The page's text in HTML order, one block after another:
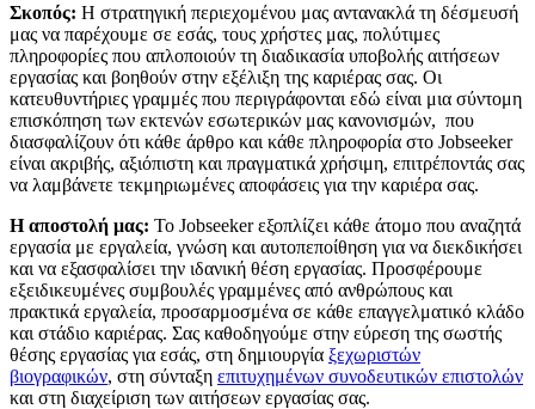
Σκοπός: Η στρατηγική περιεχομένου μας αντανακλά τη δέσμευσή
μας να παρέχουμε σε εσάς, τους χρήστες μας, πολύτιμες
πληροφορίες που απλοποιούν τη διαδικασία υποβολής αιτήσεων
εργασίας και βοηθούν στην εξέλιξη της καριέρας σας. Οι
κατευθυντήριες γραμμές που περιγράφονται εδώ είναι μια σύντομη
επισκόπηση των εκτενών εσωτερικών μας κανονισμών, που
διασφαλίζουν ότι κάθε άρθρο και κάθε πληροφορία στο Jobseeker
είναι ακριβής, αξιόπιστη και πραγματικά χρήσιμη, επιτρέποντάς σας
να λαμβάνετε τεκμηριωμένες αποφάσεις για την καριέρα σας.
Η αποστολή μας: Το Jobseekerεξοπλίζει κάθε άτομο που αναζητά
εργασία με εργαλεία, γνώση και αυτοπεποίθηση για να διεκδικήσει
και να εξασφαλίσει την ιδανική θέση εργασίας. Προσφέρουμε
εξειδικευμένες συμβουλές γραμμένες από ανθρώπους και
πρακτικά εργαλεία, προσαρμοσμένα σε κάθε επαγγελματικό κλάδο
και στάδιο καριέρας. Σας καθοδηγούμε στην εύρεση της σωστής
θέσης εργασίας για εσάς, στη δημιουργία ξεχωριστών
βιογραφικών, στη σύνταξη επιτυχημένων συνοδευτικών επιστολών
και στη διαχείριση των αιτήσεων εργασίας σας.